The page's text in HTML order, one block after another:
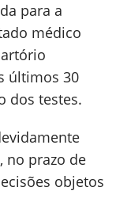
para a
médico
últimos 30
dos testes.
no prazo de
objetos